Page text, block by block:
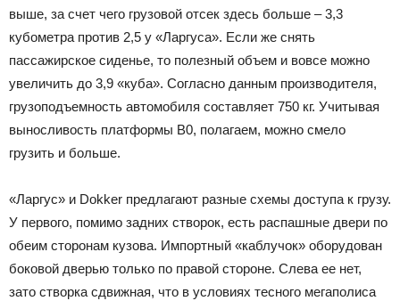
выше, за счет чего грузовой отсек здесь больше – 3,3
кубометра против 2,5 у «Ларгуса». Если же снять
пассажирское сиденье, то полезный объем и вовсе можно
увеличить до 3,9 «куба». Согласно данным производителя,
грузоподъемность автомобиля составляет 750 кг. Учитывая
выносливость платформы В0, полагаем, можно смело
грузить и больше.
«Ларгус» и Dokker предлагают разные схемы доступа к грузу.
У первого, помимо задних створок, есть распашные двери по
обеим сторонам кузова. Импортный «каблучок» оборудован
боковой дверью только по правой стороне. Слева ее нет,
зато створка сдвижная, что в условиях тесного мегаполиса